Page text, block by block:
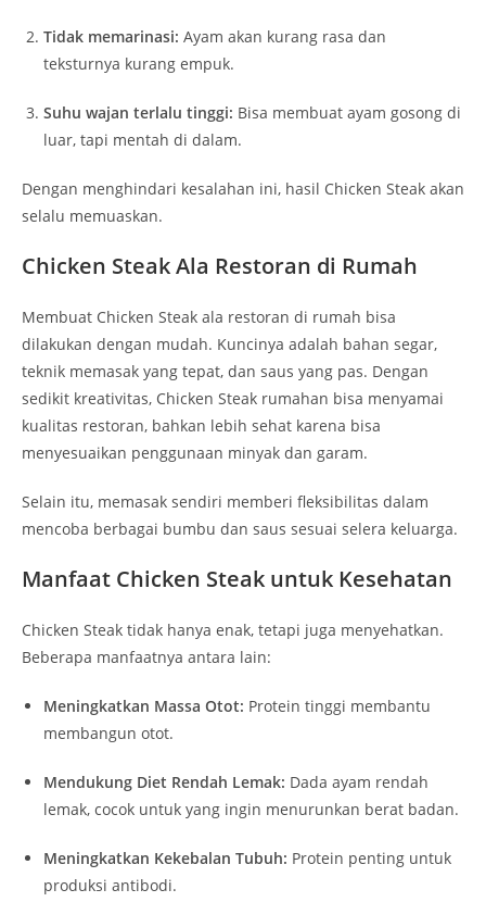
Tidak memarinasi: Ayam akan kurang rasa dan
teksturnya kurang empuk.
Suhu wajan terlalu tinggi: Bisa membuat ayam gosong di
luar, tapi mentah di dalam.
Dengan menghindari kesalahan ini, hasil Chicken Steak akan
selalu memuaskan.
Chicken Steak Ala Restoran di Rumah
Membuat Chicken Steak ala restoran di rumah bisa
dilakukan dengan mudah. Kuncinya adalah bahan segar,
teknik memasak yang tepat, dan saus yang pas. Dengan
sedikit kreativitas, Chicken Steak rumahan bisa menyamai
kualitas restoran, bahkan lebih sehat karena bisa
menyesuaikan penggunaan minyak dan garam.
Selain itu, memasak sendiri memberi fleksibilitas dalam
mencoba berbagai bumbu dan saus sesuai selera keluarga.
Manfaat Chicken Steak untuk Kesehatan
Chicken Steak tidak hanya enak, tetapi juga menyehatkan.
Beberapa manfaatnya antara lain:
Meningkatkan Massa Otot: Protein tinggi membantu
membangun otot.
Mendukung Diet Rendah Lemak: Dada ayam rendah
lemak, cocok untuk yang ingin menurunkan berat badan.
Meningkatkan Kekebalan Tubuh: Protein penting untuk
produksi antibodi.